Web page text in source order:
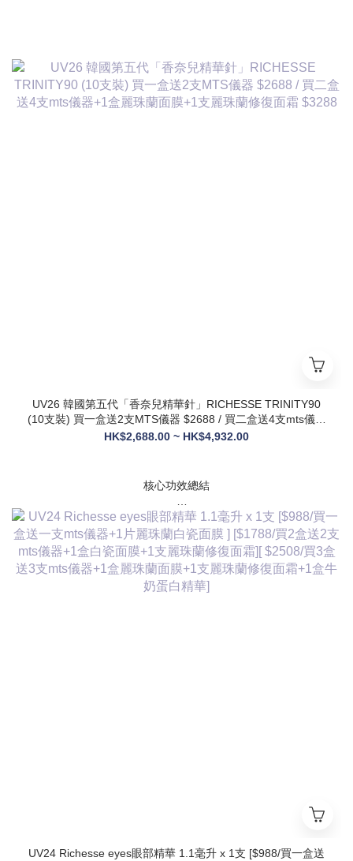
UV26 韓國第五代「香奈兒精華針」RICHESSE TRINITY90
(10支裝) 買一盒送2支MTS儀器 $2688 / 買二盒送4支mts儀器
+1盒麗珠蘭面膜+1支麗珠蘭修復面霜 $3288
HK$2,688.00 ~ HK$4,932.00
核心功效總結
✅ 膠原新生：促進膠原蛋白合成，改善皮膚自然代謝，淡化皺
紋、緊致輪廓
✅ 修護煥膚：改善痤瘡疤痕、色素沈著，修復受損肌膚屏障
✅ 營養供給：為皮膚提供全方位營養，增強彈性與光澤感
✅ 水潤亮白：深層補水鎖水，提亮膚色，讓肌膚通透飽滿
✅ 抗衰維穩：調節皮膚狀態，改善敏感與暗沈，維持健康年輕
UV24 Richesse eyes眼部精華 1.1毫升 x 1支 [$988/買一盒送